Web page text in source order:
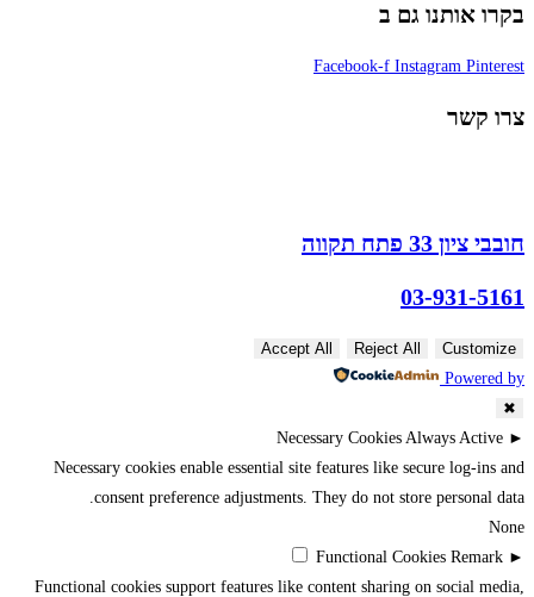
בקרו אותנו גם ב
Facebook-f Instagram Pinterest
צרו קשר
חובבי ציון 33 פתח תקווה
03-931-5161
Customize
Reject All
Accept All
Powered by
✖
►
Necessary Cookies Always Active
Necessary cookies enable essential site features like secure log-ins and
consent preference adjustments. They do not store personal data.
None
►
Functional Cookies Remark
Functional cookies support features like content sharing on social media,